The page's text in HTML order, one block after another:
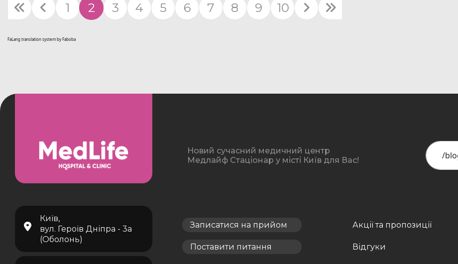
1 2 3 4 5 6 7 8 9 10
FaLang translation system by Faboba
Київ,
вул. Героїв Дніпра - 3а
(Оболонь)
Новий сучасний медичний центр
Медлайф Стаціонар у місті Київ для Вас!
Записатися на прийом
Поставити питання
Акції та пропозиції
Відгуки